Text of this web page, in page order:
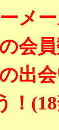
メ
会
出
！